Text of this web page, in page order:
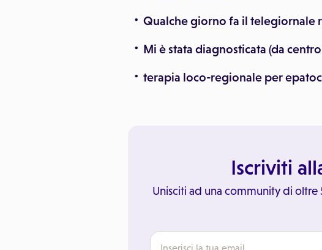
Qualche giorno fa il telegiornale
Mi è stata diagnosticata (da
terapia loco-regionale per
Iscriviti
Unisciti ad una community di